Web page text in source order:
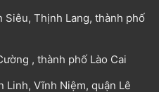
Siêu, Thịnh Lang, thành phố
, thành phố Lào Cai
Linh, Vĩnh Niệm, quận Lê